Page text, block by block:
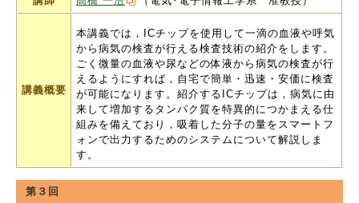
講義概要
本講義では，ICチップを使用して一滴の血液や呼気
から病気の検査が行える検査技術の紹介をします。
ごく微量の血液や尿などの体液から病気の検査が行
えるようにすれば，自宅で簡単・迅速・安価に検査
が可能になります。紹介するICチップは，病気に由
来して増加するタンパク質を特異的につかまえる仕
組みを備えており，吸着した分子の量をスマートフ
ォンで出力するためのシステムについて解説しま
す。
第３回